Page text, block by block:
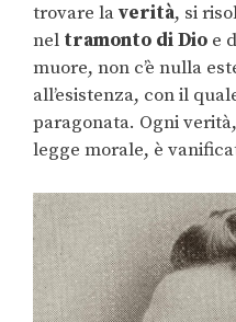
trovare laverità, si
nel tramonto di Dio e
muore, non c’è nulla
all’esistenza, con il
paragonata. Ogni
legge morale, è